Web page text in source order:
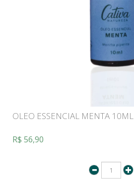
OLEO ESSENCIAL MENTA 10ML
R$ 56,90